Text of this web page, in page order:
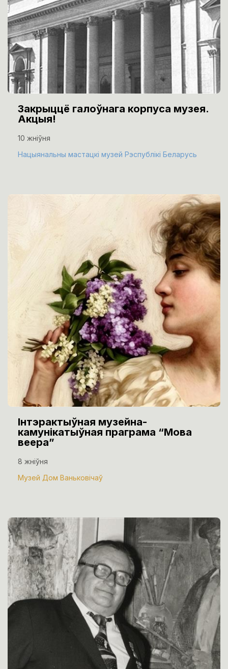
Закрыццё галоўнага корпуса музея.
Акцыя!
10 жніўня
Нацыянальны мастацкі музей Рэспублікі Беларусь
Інтэрактыўная музейна-
камунікатыўная праграма “Мова
веера”
8 жніўня
Музей Дом Ваньковічаў